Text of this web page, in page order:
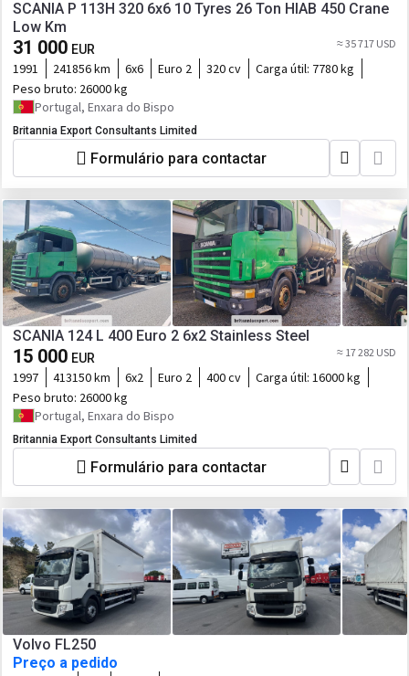
SCANIA P 113H 320 6x6 10 Tyres 26 Ton HIAB 450 Crane
Low Km
31 000 EUR ≈ 35 717 USD
1991 241856 km 6x6 Euro 2 320 cv Carga útil: 7780 kg
Peso bruto: 26000 kg
Portugal, Enxara do Bispo
Britannia Export Consultants Limited
Formulário para contactar
SCANIA 124 L 400 Euro 2 6x2 Stainless Steel
15 000 EUR ≈ 17 282 USD
1997 413150 km 6x2 Euro 2 400 cv Carga útil: 16000 kg
Peso bruto: 26000 kg
Portugal, Enxara do Bispo
Britannia Export Consultants Limited
Formulário para contactar
Volvo FL250
Preço a pedido